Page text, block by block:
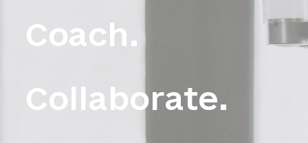
Coach.
Collaborate.